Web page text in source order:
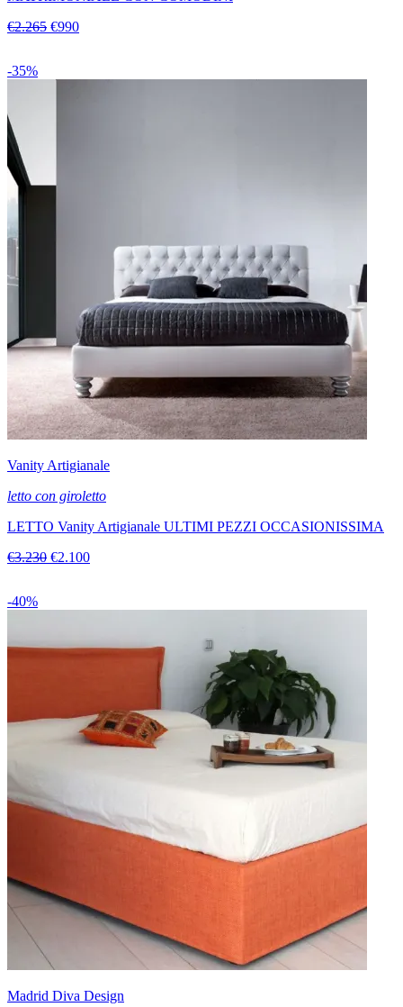
€2.265 €990
-35%
Vanity Artigianale
letto con giroletto
LETTO Vanity Artigianale ULTIMI PEZZI OCCASIONISSIMA
€3.230 €2.100
-40%
Madrid Diva Design